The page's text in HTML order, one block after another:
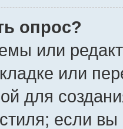
опрос?
или
или
для
если